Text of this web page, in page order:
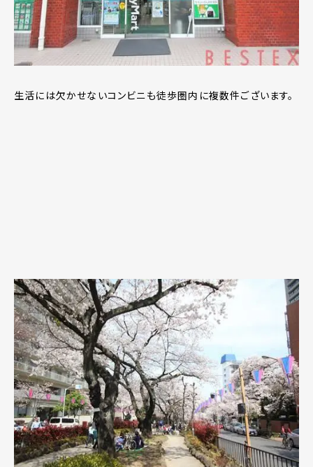
生活には欠かせないコンビニも徒歩圏内に複数件ございます。